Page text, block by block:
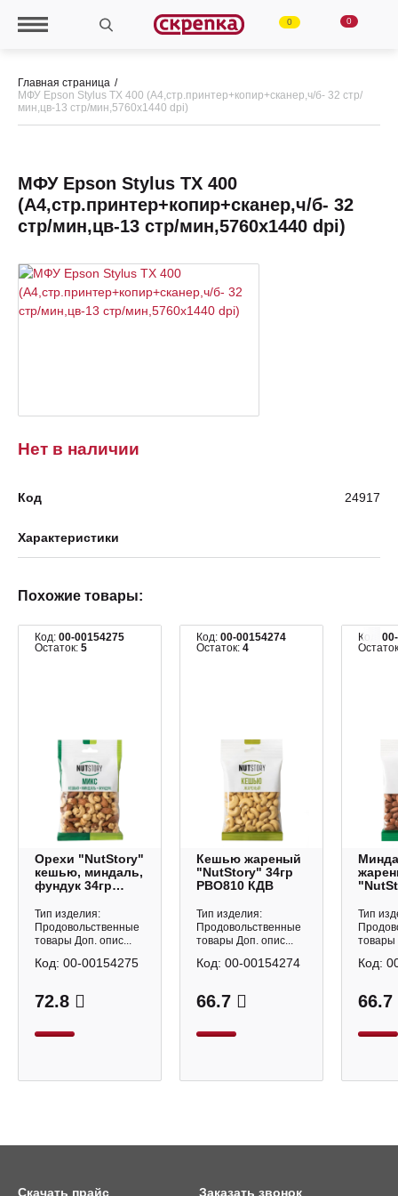
0 0
Главная страница
МФУ Epson Stylus TX 400 (A4,стр.принтер+копир+сканер,ч/б- 32 стр/
мин,цв-13 стр/мин,5760х1440 dpi)
Нет в наличии
МФУ Epson Stylus TX 400
(A4,стр.принтер+копир+сканер,ч/б- 32
стр/мин,цв-13 стр/мин,5760х1440 dpi)
Код 24917
Характеристики
Похожие товары:
Код: 00-00154275
Остаток: 5
Орехи "NutStory"
кешью, миндаль,
фундук 34гр
Тип изделия:
Продовольственные
товары Доп. опис...
72.8
Код: 00-00154275
Код: 00-00154274
Остаток: 4
Кешью жареный
"NutStory" 34гр
РВО810 КДВ
Тип изделия:
Продовольственные
товары Доп. опис...
66.7
Код: 00-00154274
Код:
Тип
товары
66.7
Код:
Заказать звонок
Скачать прайс